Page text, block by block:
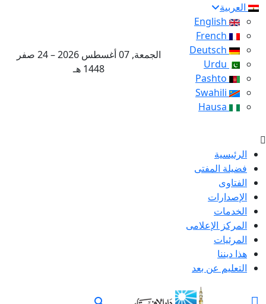
العربية
الجمعة, 07 أغسطس 2026 – 24 صفر
1448 هـ
الرئيسية
فضيلة المفتى
الفتاوى
الإصدارات
الخدمات
المركز الإعلامى
المرئيات
هذا ديننا
التعليم عن بعد